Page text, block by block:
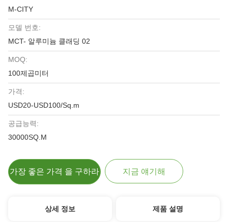
M-CITY
모델 번호:
MCT- 알루미늄 클래딩 02
MOQ:
100제곱미터
가격:
USD20-USD100/Sq.m
공급능력:
30000SQ.M
가장 좋은 가격 을 구하라 지금 얘기해
상세 정보 제품 설명